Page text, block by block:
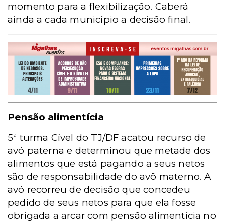
momento para a flexibilização. Caberá
ainda a cada município a decisão final.
Pensão alimentícia
5ª turma Cível do TJ/DF acatou recurso de
avó paterna e determinou que metade dos
alimentos que está pagando a seus netos
são de responsabilidade do avô materno. A
avó recorreu de decisão que concedeu
pedido de seus netos para que ela fosse
obrigada a arcar com pensão alimentícia no